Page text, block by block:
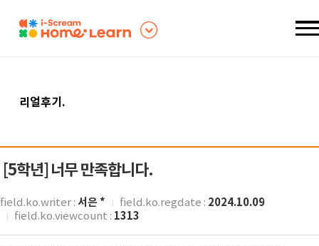
리얼후기 .
[5학년] 너무 만족합니다.
field.ko.writer : 서은 * field.ko.regdate : 2024.10.09
field.ko.viewcount : 1313